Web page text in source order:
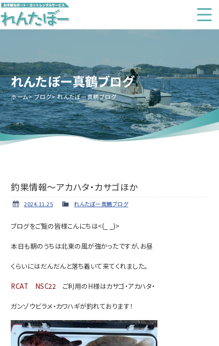
れんたぼー真鶴ブログ
ホーム ブログ れんたぼー真鶴ブログ
釣果情報～アカハタ・カサゴほか
2024.11.25 れんたぼー真鶴ブログ
ブログをご覧の皆様こんにちは<(_ _)>
本日も朝のうちは北東の風が強かったですが、お昼
くらいにはだんだんと落ち着いて来てくれました。
RCAT NSC22 ご利用のH様はカサゴ・アカハタ・
ガンゾウビラメ・カワハギが釣れております！